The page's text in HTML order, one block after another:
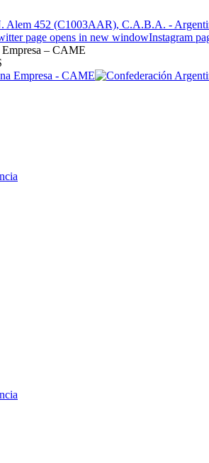
Alem 452 (C1003AAR), C.A.B.A. -
page opens in new windowInstagram
– CAME